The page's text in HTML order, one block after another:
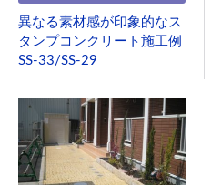
異なる素材感が印象的なス
タンプコンクリート施工例
SS-33/SS-29